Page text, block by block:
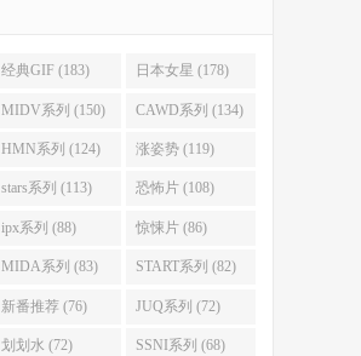
经典GIF (183) 日本女星 (178)
MIDV系列 (150) CAWD系列 (134)
HMN系列 (124) 涨姿势 (119)
stars系列 (113) 恐怖片 (108)
ipx系列 (88) 惊悚片 (86)
MIDA系列 (83) START系列 (82)
新番推荐 (76) JUQ系列 (72)
划划水 (72) SSNI系列 (68)